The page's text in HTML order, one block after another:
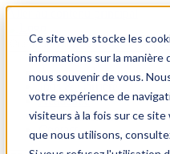
Ce site web stocke les
informations sur la
nous souvenir de vous.
votre expérience de
visiteurs à la fois sur ce
que nous utilisons,
Aller au contenu principal
À propos de nous
Académie
Connaissances